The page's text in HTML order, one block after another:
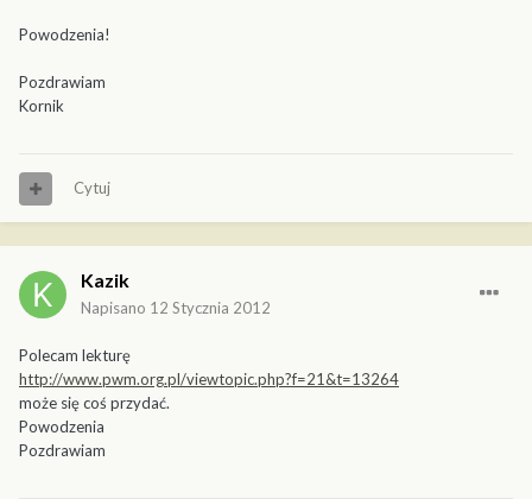
Powodzenia!
Pozdrawiam
Kornik
Cytuj
Kazik
Napisano 12 Stycznia 2012
Polecam lekturę
http://www.pwm.org.pl/viewtopic.php?f=21&t=13264
może się coś przydać.
Powodzenia
Pozdrawiam